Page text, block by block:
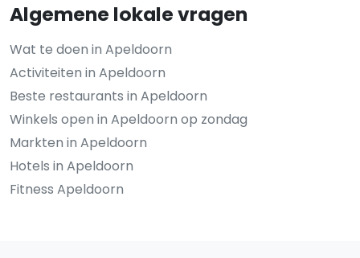
Algemene lokale vragen
Wat te doen in Apeldoorn
Activiteiten in Apeldoorn
Beste restaurants in Apeldoorn
Winkels open in Apeldoorn op zondag
Markten in Apeldoorn
Hotels in Apeldoorn
Fitness Apeldoorn